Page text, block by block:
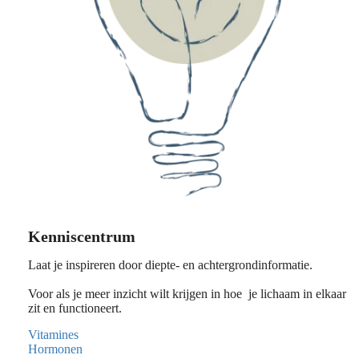
Kenniscentrum
Laat je inspireren door diepte- en achtergrondinformatie.
Voor als je meer inzicht wilt krijgen in hoe je lichaam in elkaar
zit en functioneert.
Vitamines
Hormonen